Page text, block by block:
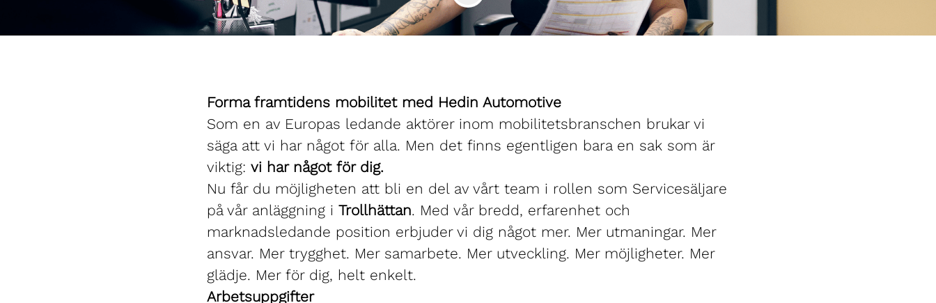
Forma framtidens mobilitet med Hedin Automotive
Som en av Europas ledande aktörer inom mobilitetsbranschen brukar vi
säga att vi har något för alla. Men det finns egentligen bara en sak som är
viktig: vi har något för dig.
Nu får du möjligheten att bli en del av vårt team i rollen som Servicesäljare
på vår anläggning i Trollhättan. Med vår bredd, erfarenhet och
marknadsledande position erbjuder vi dig något mer. Mer utmaningar. Mer
ansvar. Mer trygghet. Mer samarbete. Mer utveckling. Mer möjligheter. Mer
glädje. Mer för dig, helt enkelt.
Arbetsuppgifter